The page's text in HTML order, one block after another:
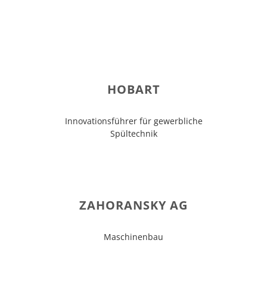
HOBART
Innovationsführer für gewerbliche
Spültechnik
ZAHORANSKY AG
Maschinenbau